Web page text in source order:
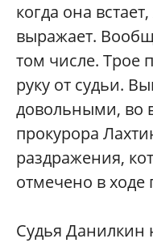
когда она
выражает.
том числе. Трое
руку от судьи.
довольными, во
прокурора
раздражения,
отмечено в ходе
Судья Данилкин